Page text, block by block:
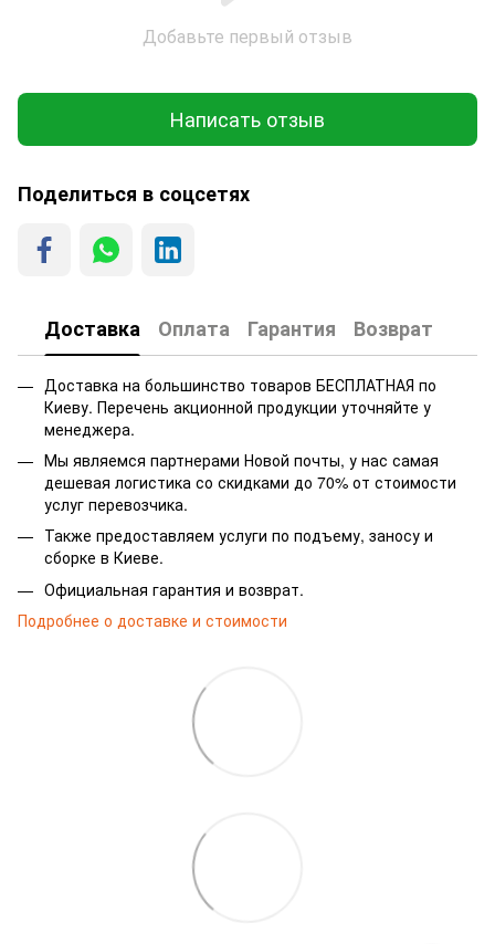
Добавьте первый отзыв
Написать отзыв
Поделиться в соцсетях
Доставка Оплата Гарантия Возврат
Доставка на большинство товаров БЕСПЛАТНАЯ по
Киеву. Перечень акционной продукции уточняйте у
менеджера.
Мы являемся партнерами Новой почты, у нас самая
дешевая логистика со скидками до 70% от стоимости
услуг перевозчика.
Также предоставляем услуги по подъему, заносу и
сборке в Киеве.
Официальная гарантия и возврат.
Подробнее о доставке и стоимости